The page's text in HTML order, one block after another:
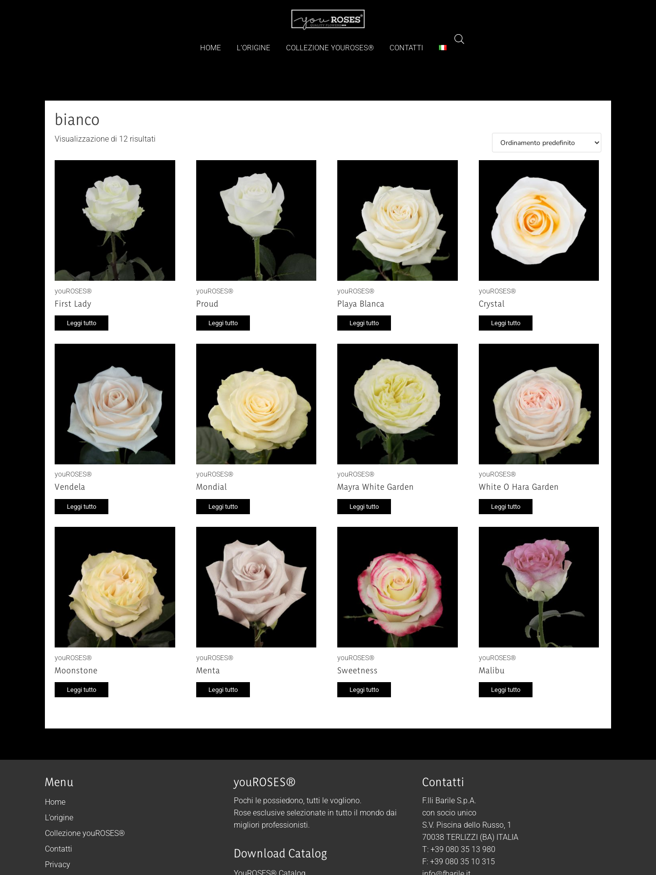
HOME L’ORIGINE COLLEZIONE YOUROSES® CONTATTI
bianco
Visualizzazione di 12 risultati
youROSES®
First Lady
Leggi tutto
youROSES®
Proud
Leggi tutto
youROSES®
Playa Blanca
Leggi tutto
youROSES®
Crystal
Leggi tutto
youROSES®
Vendela
Leggi tutto
youROSES®
Mondial
Leggi tutto
youROSES®
Mayra White Garden
Leggi tutto
youROSES®
White O Hara Garden
Leggi tutto
youROSES®
Moonstone
Leggi tutto
youROSES®
Menta
Leggi tutto
youROSES®
Sweetness
Leggi tutto
youROSES®
Malibu
Leggi tutto
Menu
Home
L’origine
Collezione youROSES®
Contatti
Privacy
youROSES®
Pochi le possiedono, tutti le vogliono.
Rose esclusive selezionate in tutto il mondo dai
migliori professionisti.
Download Catalog
YouROSES® Catalog
Contatti
F.lli Barile S.p.A.
con socio unico
S.V. Piscina dello Russo, 1
70038 TERLIZZI (BA) ITALIA
T: +39 080 35 13 980
F: +39 080 35 10 315